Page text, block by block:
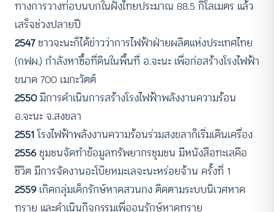
ทางการวางท่อบนบกในฝั่งไทยประมาณ 88.5 กิโลเมตร​ แล้ว
เสร็จช่วงปลายปี
2547ชาวจะนะก็ได้ข่าวว่าการไฟฟ้าฝ่ายผลิตแห่งประเทศไทย
(กฟผ.) กำลังหาซื้อที่ดินในพื้นที่ อ.จะนะ เพื่อก่อสร้างโรงไฟฟ้า
ขนาด 700 เมกะวัตต์
2550มีการดำเนินการสร้างโรงไฟฟ้าพลังงานความร้อน
อ.จะนะ จ.สงขลา
2551โรงไฟฟ้าพลังงานความร้อนร่วมสงขลาก็เริ่มเดินเครื่อง
2556ชุมชนจัดทำข้อมูลทรัพยากรชุมชน มีหนังสือทะเลคือ
ชีวิต มีการจัดงานอะโบ๊ยหมะเลจะนะหร่อยจ้าน ครั้งที่ 1
2559เกิดกลุ่มเด็กรักษ์หาดสวนกง ติดตามระบบนิเวศหาด
ทราย และดำเนินกิจกรรมเพื่ออนุรักษ์หาดทราย